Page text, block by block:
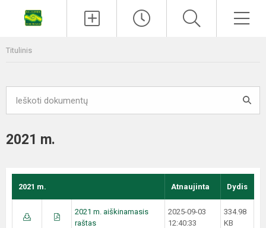
Titulinis
2021 m.
2021 m. Atnaujinta Dydis
2021 m. aiškinamasis
raštas
2025-09-03
12:40:33
334.98
KB